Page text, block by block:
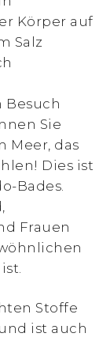
Körper auf
Salz
Besuch
Sie
Meer, das
Dies ist
Bades.
Frauen
Stoffe
ist auch